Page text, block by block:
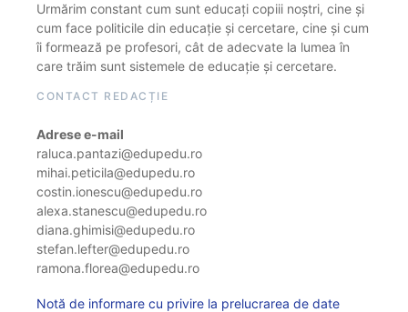
Urmărim constant cum sunt educați copiii noștri, cine și
cum face politicile din educație și cercetare, cine și cum
îi formează pe profesori, cât de adecvate la lumea în
care trăim sunt sistemele de educație și cercetare.
CONTACT REDACȚIE
Adrese e-mail
raluca.pantazi@edupedu.ro
mihai.peticila@edupedu.ro
costin.ionescu@edupedu.ro
alexa.stanescu@edupedu.ro
diana.ghimisi@edupedu.ro
stefan.lefter@edupedu.ro
ramona.florea@edupedu.ro
Notă de informare cu privire la prelucrarea de date